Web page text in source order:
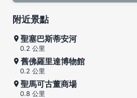
附近景點
聖塞巴斯蒂安河
0.2 公里
舊佛羅里達博物館
0.2 公里
聖馬可古董商場
0.8 公里